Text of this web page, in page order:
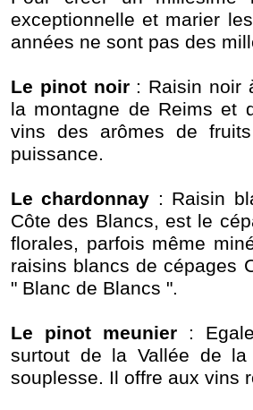
exceptionnelle et marier
années ne sont pas des
Le pinot noir: Raisin noir
la montagne de Reims et
vins des arômes de
puissance.
Le chardonnay : Raisin
Côte des Blancs, est le
florales, parfois même
raisins blancs de cépages
" Blanc de Blancs ".
Le pinot meunier:
surtout de la Vallée de
souplesse. Il offre aux vins